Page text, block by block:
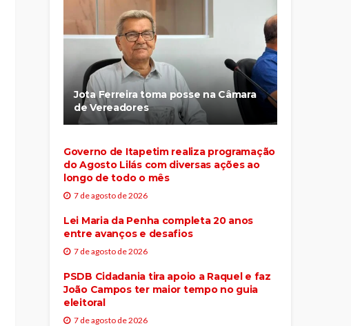
Jota Ferreira toma posse na Câmara
de Vereadores
Governo de Itapetim realiza programação
do Agosto Lilás com diversas ações ao
longo de todo o mês
7 de agosto de 2026
Lei Maria da Penha completa 20 anos
entre avanços e desafios
7 de agosto de 2026
PSDB Cidadania tira apoio a Raquel e faz
João Campos ter maior tempo no guia
eleitoral
7 de agosto de 2026